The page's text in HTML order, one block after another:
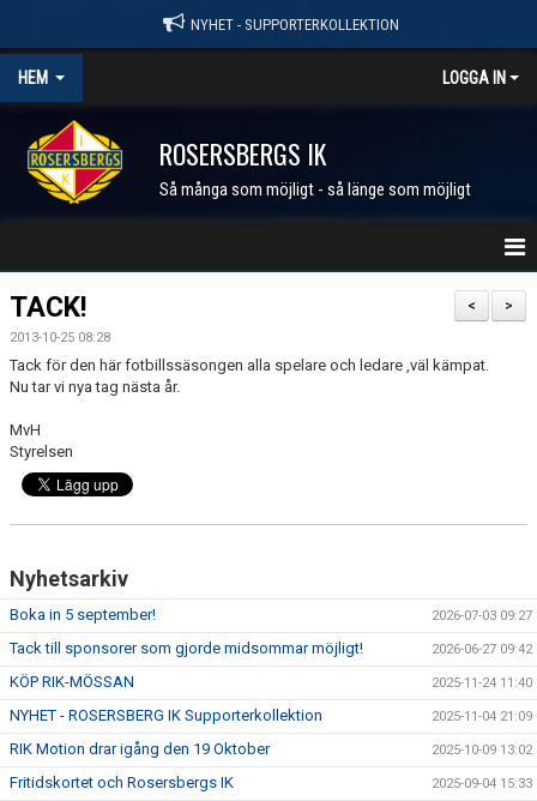
NYHET - SUPPORTERKOLLEKTION
HEM LOGGA IN
ROSERSBERGS IK
Så många som möjligt - så länge som möjligt
STARTSIDA
NYHETER
KALENDER
MEDLEM I RIK
HITTA HIT!
BILDARKIV
>
<
TACK!
2013-10-25 08:28
Tack för den här fotbillssäsongen alla spelare och ledare ,väl kämpat.
Nu tar vi nya tag nästa år.
MvH
Styrelsen
Nyhetsarkiv
Boka in 5 september! 2026-07-03 09:27
Tack till sponsorer som gjorde midsommar möjligt! 2026-06-27 09:42
KÖP RIK-MÖSSAN 2025-11-24 11:40
NYHET - ROSERSBERG IK Supporterkollektion 2025-11-04 21:09
RIK Motion drar igång den 19 Oktober 2025-10-09 13:02
Fritidskortet och Rosersbergs IK 2025-09-04 15:33